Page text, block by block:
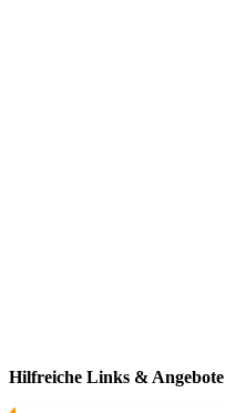
Hilfreiche Links & Angebote